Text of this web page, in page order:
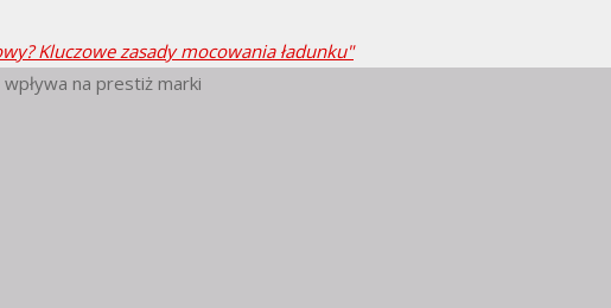
Kluczowe zasady mocowania ładunku"